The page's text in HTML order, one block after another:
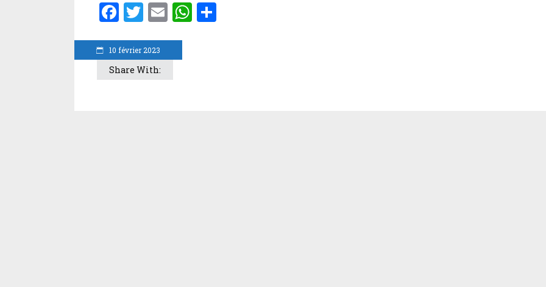
10 février 2023
Facebook
Twitter
EmailWhatsApp
Share With: